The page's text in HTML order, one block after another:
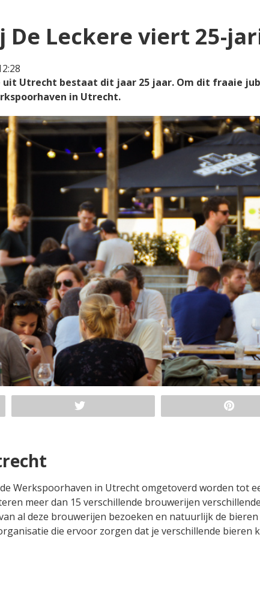
De Leckere viert 25-
uit Utrecht bestaat dit jaar 25 jaar. Om dit fraaie
in Utrecht.
Werkspoorhaven in Utrecht omgetoverd worden tot
meer dan 15 verschillende brouwerijen
al deze brouwerijen bezoeken en natuurlijk de
die ervoor zorgen dat je verschillende bieren